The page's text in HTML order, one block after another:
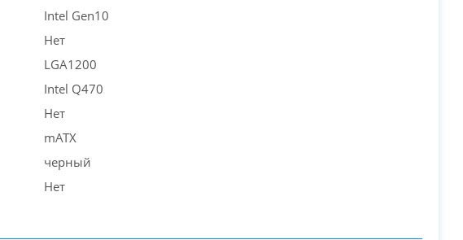
Intel Gen10
Нет
LGA1200
Intel Q470
Нет
mATX
черный
Нет